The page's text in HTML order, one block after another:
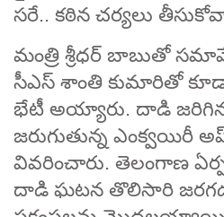
సరే.. కఠిన చర్యలు
మంత్రి శ్రీధర్‌ బాబుతో
సీఎస్‌ శాంతి కుమారితో కూడా
భేటీ అయ్యారు. దాడి
జరుగుతున్న ఎంక్వయిరీ
వివరించారు. తెలంగాణ
దాడి ఘటన తొలిసారి